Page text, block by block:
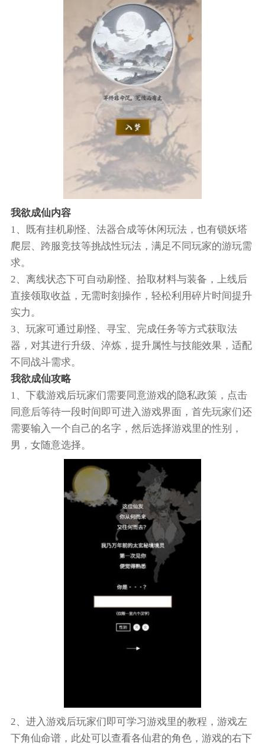
我欲成仙内容
1、既有挂机刷怪、法器合成等休闲玩法，也有锁妖塔
爬层、跨服竞技等挑战性玩法，满足不同玩家的游玩需
求。
2、离线状态下可自动刷怪、拾取材料与装备，上线后
直接领取收益，无需时刻操作，轻松利用碎片时间提升
实力。
3、玩家可通过刷怪、寻宝、完成任务等方式获取法
器，对其进行升级、淬炼，提升属性与技能效果，适配
不同战斗需求。
我欲成仙攻略
1、下载游戏后玩家们需要同意游戏的隐私政策，点击
同意后等待一段时间即可进入游戏界面，首先玩家们还
需要输入一个自己的名字，然后选择游戏里的性别，
男，女随意选择。
2、进入游戏后玩家们即可学习游戏里的教程，游戏左
下角仙命谱，此处可以查看各仙君的角色，游戏的右下